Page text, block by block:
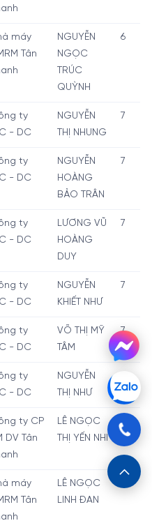
máy
Tân
NGUYỄN
NGỌC
TRÚC
QUỲNH
6
ty
- DC
NGUYỄN
THỊ NHUNG
7
ty
- DC
NGUYỄN
HOÀNG
BẢO TRÂN
7
ty
- DC
LƯƠNG VŨ
HOÀNG
DUY
7
ty
- DC
NGUYỄN
KHIẾT NHƯ
7
ty
- DC
VÕ THỊ MỸ
TÂM
7
ty
- DC
NGUYỄN
THỊ NHƯ
ty CP
DV Tân
LÊ NGỌC
THỊ YẾN NHI
7
máy
Tân
LÊ NGỌC
LINH ĐAN